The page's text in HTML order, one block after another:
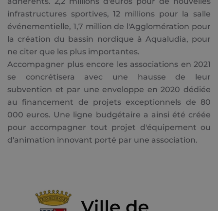
infrastructures sportives, 12 millions pour la salle
événementielle, 1,7 million de l'Agglomération pour
la création du bassin nordique à Aqualudia, pour
ne citer que les plus importantes.
Accompagner plus encore les associations en 2021
se concrétisera avec une hausse de leur
subvention et par une enveloppe en 2020 dédiée
au financement de projets exceptionnels de 80
000 euros. Une ligne budgétaire a ainsi été créée
pour accompagner tout projet d'équipement ou
d'animation innovant porté par une association.